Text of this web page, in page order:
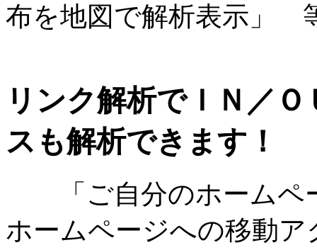
布を地図で解析表示」
リンク解析でＩＮ／
スも解析できます！
「ご自分のホームペ
ホームページへの移動ア